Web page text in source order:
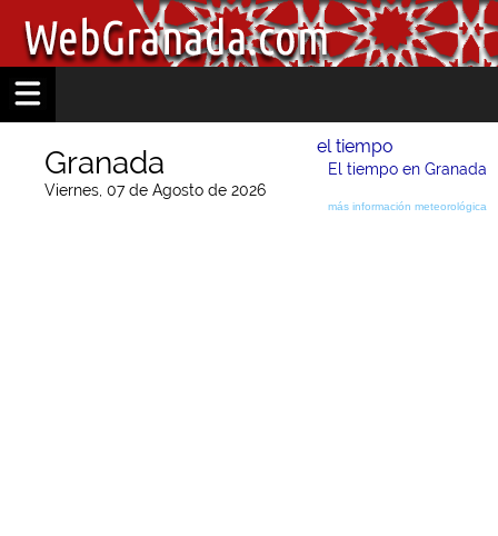
Granada
Viernes, 07 de Agosto de 2026
el tiempo
El tiempo en Granada
más información meteorológica